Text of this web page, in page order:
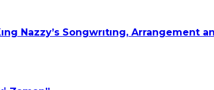
Nazzy’s Songwrıtıng, Arrangement